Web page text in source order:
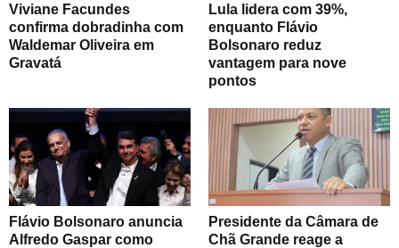
Viviane Facundes
confirma dobradinha com
Waldemar Oliveira em
Gravatá
Lula lidera com 39%,
enquanto Flávio
Bolsonaro reduz
vantagem para nove
pontos
Flávio Bolsonaro anuncia
Alfredo Gaspar como
Presidente da Câmara de
Chã Grande reage a